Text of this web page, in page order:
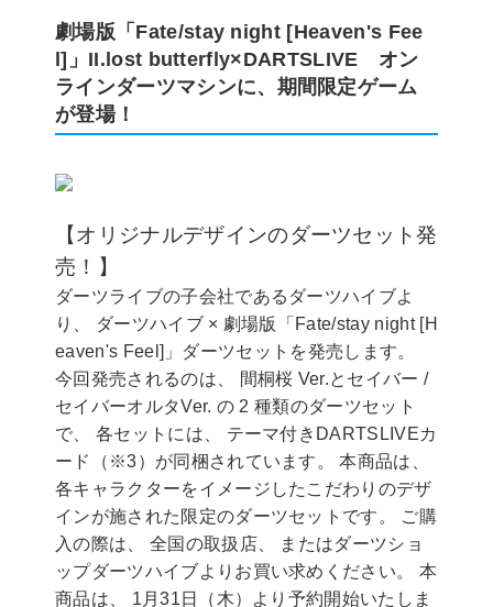
劇場版「Fate/stay night [Heaven's Fee
l]」II.lost butterfly×DARTSLIVE オン
ラインダーツマシンに、期間限定ゲーム
が登場！
【オリジナルデザインのダーツセット発
売！】
ダーツライブの子会社であるダーツハイブよ
り、 ダーツハイブ × 劇場版「Fate/stay night [H
eaven's Feel]」ダーツセットを発売します。
今回発売されるのは、 間桐桜 Ver.とセイバー /
セイバーオルタVer. の 2 種類のダーツセット
で、 各セットには、 テーマ付きDARTSLIVEカ
ード（※3）が同梱されています。 本商品は、
各キャラクターをイメージしたこだわりのデザ
インが施された限定のダーツセットです。 ご購
入の際は、 全国の取扱店、 またはダーツショ
ップダーツハイブよりお買い求めください。 本
商品は、 1月31日（木）より予約開始いたしま